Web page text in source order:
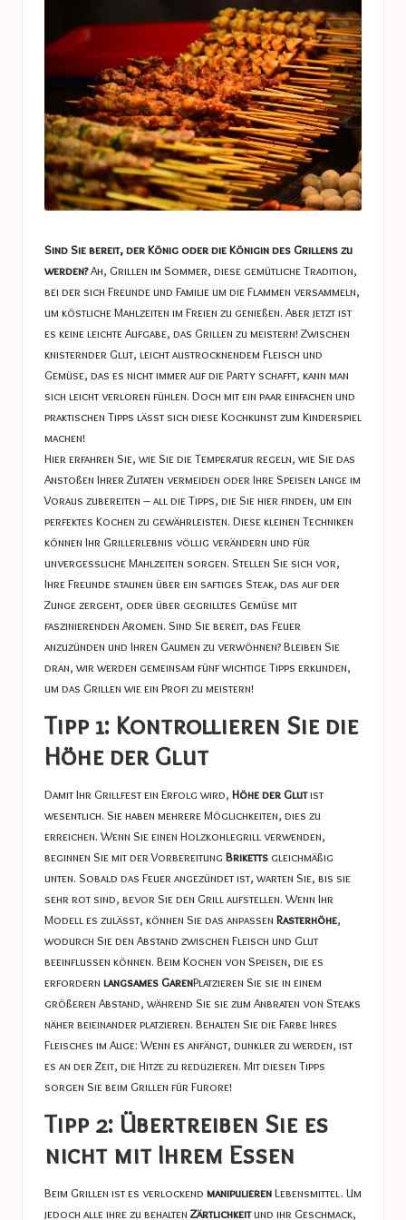
s
t
u
c
e
s
Sind Sie bereit, der König oder die Königin des Grillens zu
werden?Ah, Grillen im Sommer, diese gemütliche Tradition,
bei der sich Freunde und Familie um die Flammen versammeln,
um köstliche Mahlzeiten im Freien zu genießen. Aber jetzt ist
es keine leichte Aufgabe, das Grillen zu meistern! Zwischen
knisternder Glut, leicht austrocknendem Fleisch und
Gemüse, das es nicht immer auf die Party schafft, kann man
sich leicht verloren fühlen. Doch mit ein paar einfachen und
praktischen Tipps lässt sich diese Kochkunst zum Kinderspiel
machen!
Hier erfahren Sie, wie Sie die Temperatur regeln, wie Sie das
Anstoßen Ihrer Zutaten vermeiden oder Ihre Speisen lange im
Voraus zubereiten – all die Tipps, die Sie hier finden, um ein
perfektes Kochen zu gewährleisten. Diese kleinen Techniken
können Ihr Grillerlebnis völlig verändern und für
unvergessliche Mahlzeiten sorgen. Stellen Sie sich vor,
Ihre Freunde staunen über ein saftiges Steak, das auf der
Zunge zergeht, oder über gegrilltes Gemüse mit
faszinierenden Aromen. Sind Sie bereit, das Feuer
anzuzünden und Ihren Gaumen zu verwöhnen? Bleiben Sie
dran, wir werden gemeinsam fünf wichtige Tipps erkunden,
um das Grillen wie ein Profi zu meistern!
Tipp 1: Kontrollieren Sie die
Höhe der Glut
Damit Ihr Grillfest ein Erfolg wird, Höhe der Glutist
wesentlich. Sie haben mehrere Möglichkeiten, dies zu
erreichen. Wenn Sie einen Holzkohlegrill verwenden,
beginnen Sie mit der Vorbereitung Briketts gleichmäßig
unten. Sobald das Feuer angezündet ist, warten Sie, bis sie
sehr rot sind, bevor Sie den Grill aufstellen. Wenn Ihr
Modell es zulässt, können Sie das anpassen Rasterhöhe,
wodurch Sie den Abstand zwischen Fleisch und Glut
beeinflussen können. Beim Kochen von Speisen, die es
erfordern langsames GarenPlatzieren Sie sie in einem
größeren Abstand, während Sie sie zum Anbraten von Steaks
näher beieinander platzieren. Behalten Sie die Farbe Ihres
Fleisches im Auge: Wenn es anfängt, dunkler zu werden, ist
es an der Zeit, die Hitze zu reduzieren. Mit diesen Tipps
sorgen Sie beim Grillen für Furore!
Tipp 2: Übertreiben Sie es
nicht mit Ihrem Essen
Beim Grillen ist es verlockend manipulierenLebensmittel. Um
jedoch alle ihre zu behalten Zärtlichkeitund ihr Geschmack,